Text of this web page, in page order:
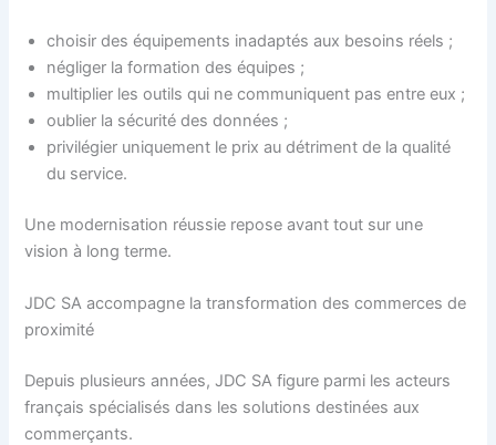
choisir des équipements inadaptés aux besoins réels ;
négliger la formation des équipes ;
multiplier les outils qui ne communiquent pas entre eux ;
oublier la sécurité des données ;
privilégier uniquement le prix au détriment de la qualité
du service.
Une modernisation réussie repose avant tout sur une
vision à long terme.
JDC SA accompagne la transformation des commerces de
proximité
Depuis plusieurs années, JDC SA figure parmi les acteurs
français spécialisés dans les solutions destinées aux
commerçants.